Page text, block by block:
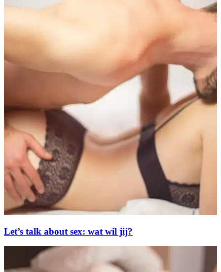
Let’s talk about sex: wat wil jij?